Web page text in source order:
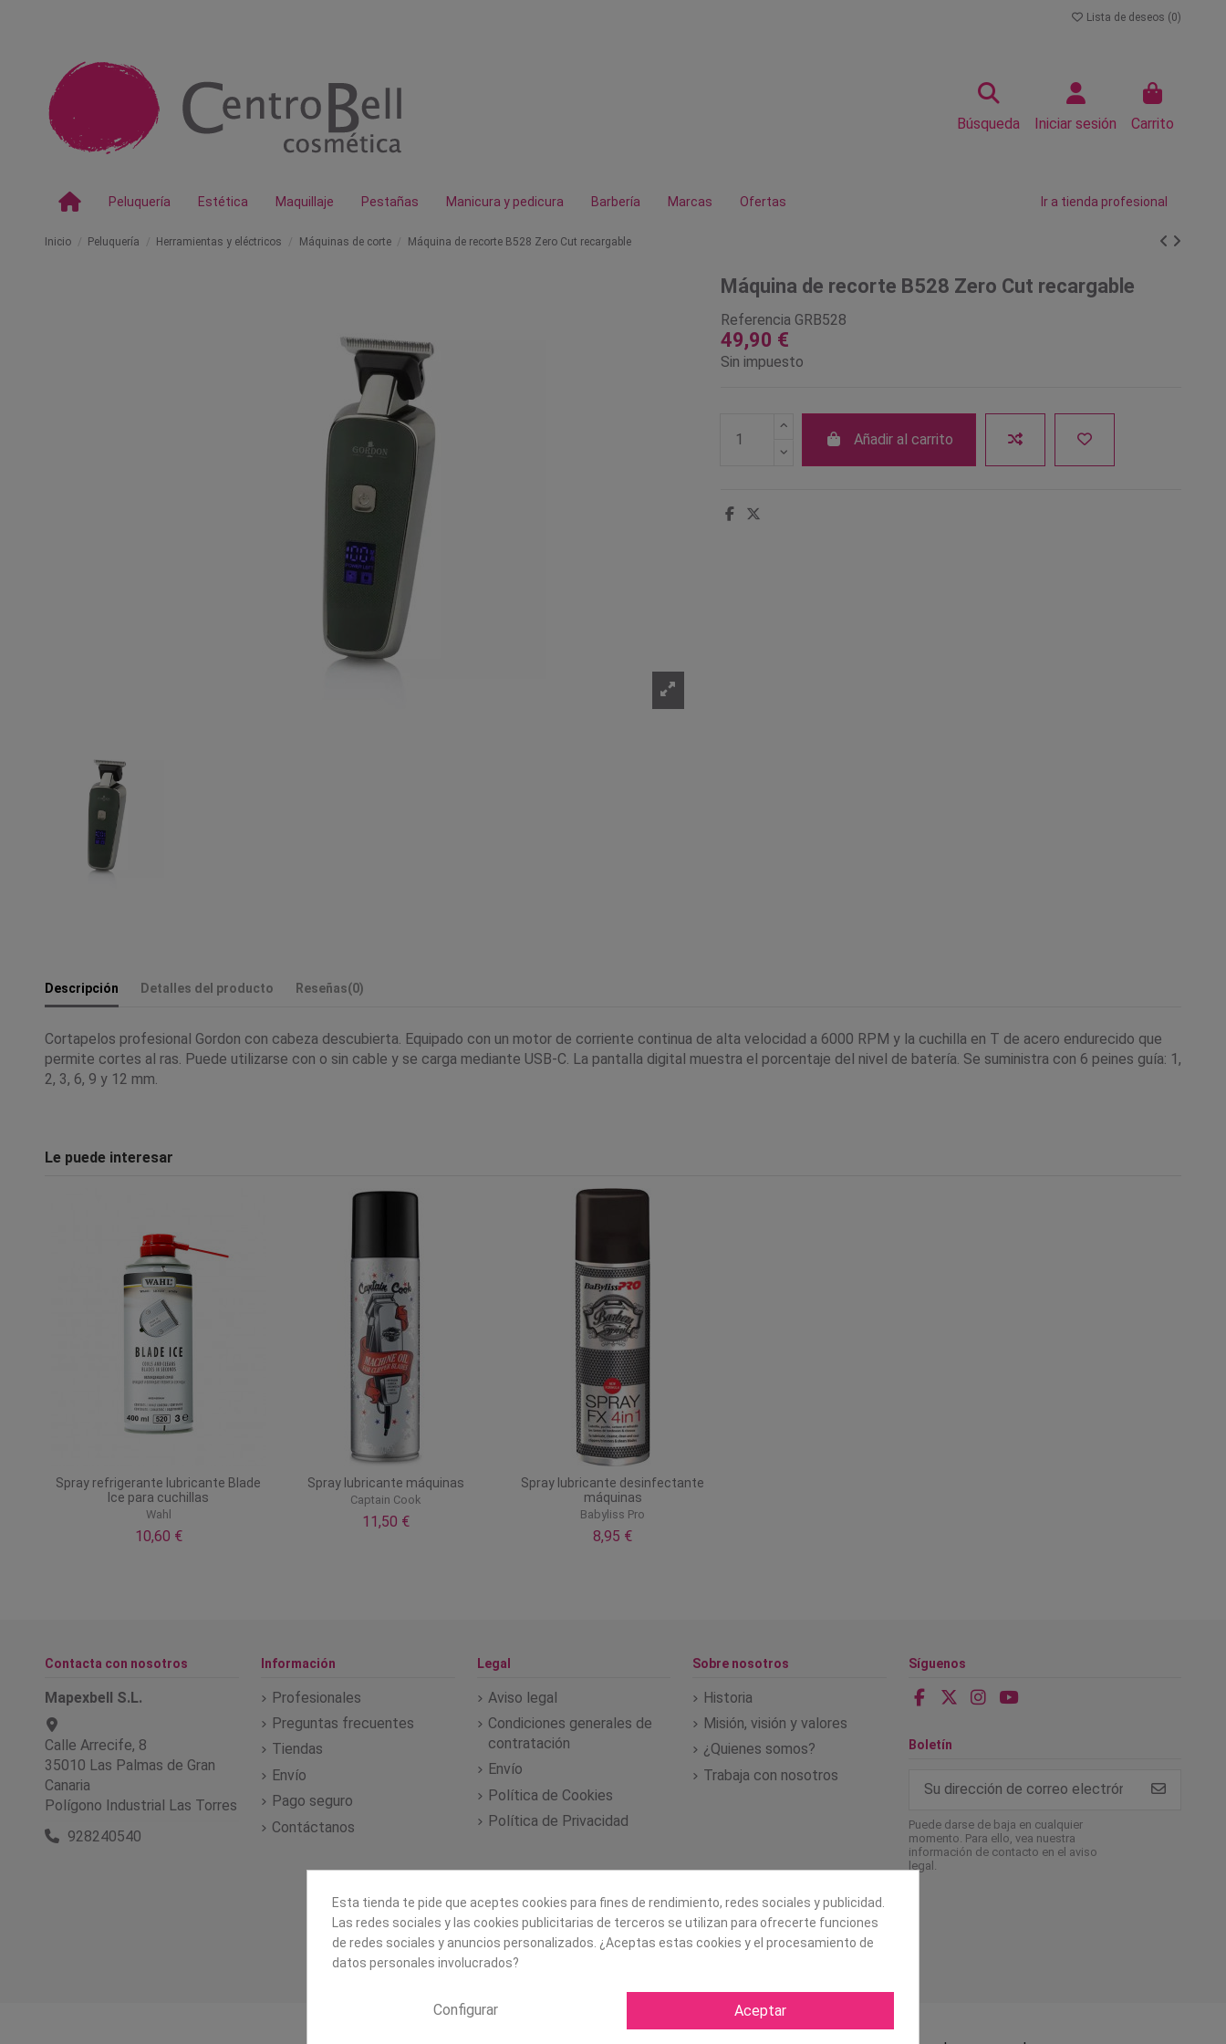
Lista de deseos (0)
Búsqueda Iniciar sesión Carrito
Peluquería Estética Maquillaje Pestañas Manicura y pedicura Barbería Marcas Ofertas Ir a tienda profesional
Inicio Peluquería Herramientas y eléctricos Máquinas de corte Máquina de recorte B528 Zero Cut recargable
Máquina de recorte B528 Zero Cut recargable
Referencia GRB528
49,90 €
Sin impuesto
Añadir al carrito
Descripción Detalles del producto Reseñas(0)
Cortapelos profesional Gordon con cabeza descubierta. Equipado con un motor de corriente continua de alta velocidad a 6000 RPM y la cuchilla en T de acero endurecido que
permite cortes al ras. Puede utilizarse con o sin cable y se carga mediante USB-C. La pantalla digital muestra el porcentaje del nivel de batería. Se suministra con 6 peines guía: 1,
2, 3, 6, 9 y 12 mm.
Le puede interesar
Spray refrigerante lubricante Blade
Ice para cuchillas
Wahl
10,60 €
Spray lubricante máquinas
Captain Cook
11,50 €
Spray lubricante desinfectante
máquinas
Babyliss Pro
8,95 €
Contacta con nosotros
Mapexbell S.L.
Calle Arrecife, 8
35010 Las Palmas de Gran
Canaria
Polígono Industrial Las Torres
928240540
Información
Profesionales
Preguntas frecuentes
Tiendas
Envío
Pago seguro
Contáctanos
Legal
Aviso legal
Condiciones generales de
contratación
Envío
Política de Cookies
Política de Privacidad
Sobre nosotros
Historia
Misión, visión y valores
¿Quienes somos?
Trabaja con nosotros
Síguenos
Boletín
Puede darse de baja en cualquier
momento. Para ello, vea nuestra
información de contacto en el aviso
legal.
Esta tienda te pide que aceptes cookies para fines de rendimiento, redes sociales y publicidad.
Las redes sociales y las cookies publicitarias de terceros se utilizan para ofrecerte funciones
de redes sociales y anuncios personalizados. ¿Aceptas estas cookies y el procesamiento de
datos personales involucrados?
Configurar Aceptar